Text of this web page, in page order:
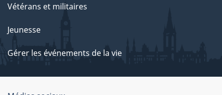
Vétérans et militaires
Jeunesse
Gérer les événements de la vie